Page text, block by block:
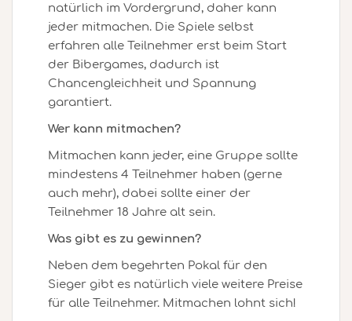
natürlich im Vordergrund, daher kann
jeder mitmachen. Die Spiele selbst
erfahren alle Teilnehmer erst beim Start
der Bibergames, dadurch ist
Chancengleichheit und Spannung
garantiert.
Wer kann mitmachen?
Mitmachen kann jeder, eine Gruppe sollte
mindestens 4 Teilnehmer haben (gerne
auch mehr), dabei sollte einer der
Teilnehmer 18 Jahre alt sein.
Was gibt es zu gewinnen?
Neben dem begehrten Pokal für den
Sieger gibt es natürlich viele weitere Preise
für alle Teilnehmer. Mitmachen lohnt sich!